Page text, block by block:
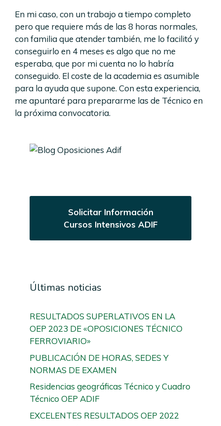
En mi caso, con un trabajo a tiempo completo
pero que requiere más de las 8 horas normales,
con familia que atender también, me lo facilitó y
conseguirlo en 4 meses es algo que no me
esperaba, que por mi cuenta no lo habría
conseguido. El coste de la academia es asumible
para la ayuda que supone. Con esta experiencia,
me apuntaré para prepararme las de Técnico en
la próxima convocatoria.
Solicitar Información
Cursos Intensivos ADIF
Últimas noticias
RESULTADOS SUPERLATIVOS EN LA
OEP 2023 DE «OPOSICIONES TÉCNICO
FERROVIARIO»
PUBLICACIÓN DE HORAS, SEDES Y
NORMAS DE EXAMEN
Residencias geográficas Técnico y Cuadro
Técnico OEP ADIF
EXCELENTES RESULTADOS OEP 2022